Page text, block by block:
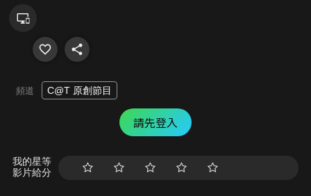
頻道 C@T 原創節目
請先登入
我的星等
影片給分